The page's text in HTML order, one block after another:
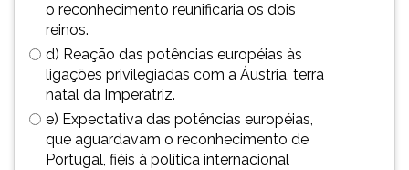
o reconhecimento reunificaria os dois
reinos.
d) Reação das potências européias às
ligações privilegiadas com a Áustria, terra
natal da Imperatriz.
e) Expectativa das potências européias,
que aguardavam o reconhecimento de
Portugal, fiéis à política internacional